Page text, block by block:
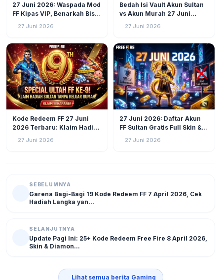
27 Juni 2026: Waspada Mod
FF Kipas VIP, Benarkah Bisa
Ubah Akun Biasa Jadi
27 Juni 2026
Bedah Isi Vault Akun Sultan
vs Akun Murah 27 Juni
2026: Beda 100x Lipat!
27 Juni 2026
Kode Redeem FF 27 Juni
2026 Terbaru: Klaim Hadiah
27 Juni 2026
27 Juni 2026: Daftar Akun
FF Sultan Gratis Full Skin &
27 Juni 2026
SEBELUMNYA
Garena Bagi-Bagi 19 Kode Redeem FF 7 April 2026, Cek
Hadiah Langka yan...
SELANJUTNYA
Update Pagi Ini: 25+ Kode Redeem Free Fire 8 April 2026,
Skin & Diamon...
Lihat semua berita Gaming